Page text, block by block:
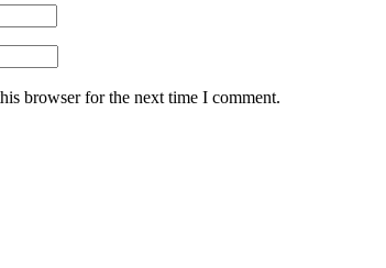
browser for the next time I comment.